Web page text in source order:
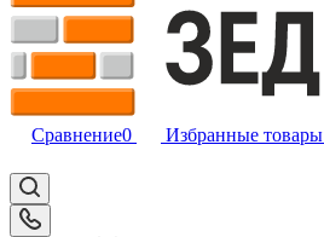
Сравнение0 Избранные товары